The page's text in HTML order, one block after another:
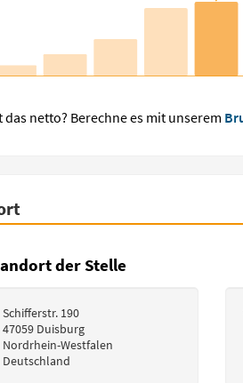
das netto? Berechne es mit unserem
der Stelle
Schifferstr. 190
47059 Duisburg
Nordrhein-Westfalen
Deutschland